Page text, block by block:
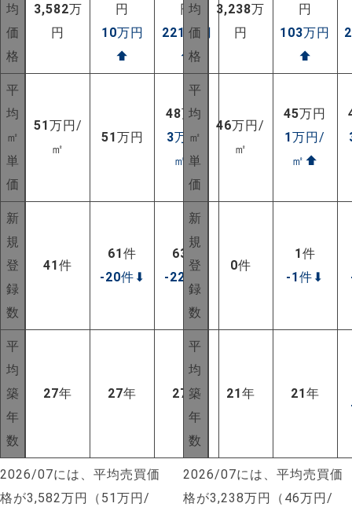
均
価
格
3,582万
円
円
10万円
⬆
円
221 万円
⬆
平
均
㎡
単
価
51万円/
㎡
51万円
48万円
3万円/
㎡ ⬆
新
規
登
録
数
41件
61件
-20件 ⬇
63
件
-22
平
均
築
年
数
27年 27年 27 年
2026/07には、平均売買価
格が3,582万円（51万円/
均
価
格
3,238万
円
円
103万円
⬆
平
均
㎡
単
価
46万円/
㎡
45万円
1万円/
㎡ ⬆
新
規
登
録
数
0件
1件
-1件 ⬇
平
均
築
年
数
21年 21年
2026/07には、平均売買価
格が3,238万円（46万円/